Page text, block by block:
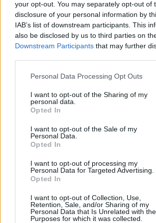
your opt-out. You may separately opt-out of
disclosure of your personal information by
IAB’s list of downstream participants. This
also be disclosed by us to third parties on
Downstream Participants that may further
Personal Data Processing Opt Outs
I want to opt-out of the Sharing of my
personal data.
Opted In
I want to opt-out of the Sale of my
Personal Data.
Opted In
I want to opt-out of processing my
Personal Data for Targeted Advertising.
Opted In
I want to opt-out of Collection, Use,
Retention, Sale, and/or Sharing of my
Personal Data that Is Unrelated with the
Purposes for which it was collected.
Acquistalo su Amazon
Tutto questo, e molto altro, è
Allegri. Ed è il motivo per cui un